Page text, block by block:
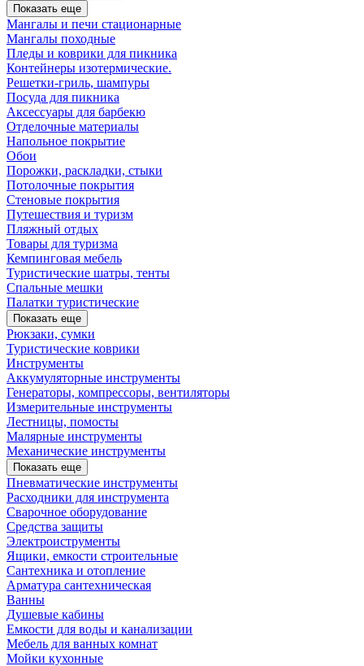
Показать еще
Мангалы и печи стационарные
Мангалы походные
Пледы и коврики для пикника
Контейнеры изотермические.
Решетки-гриль, шампуры
Посуда для пикника
Аксессуары для барбекю
Отделочные материалы
Напольное покрытие
Обои
Порожки, раскладки, стыки
Потолочные покрытия
Стеновые покрытия
Путешествия и туризм
Пляжный отдых
Товары для туризма
Кемпинговая мебель
Туристические шатры, тенты
Спальные мешки
Палатки туристические
Показать еще
Рюкзаки, сумки
Туристические коврики
Инструменты
Аккумуляторные инструменты
Генераторы, компрессоры, вентиляторы
Измерительные инструменты
Лестницы, помосты
Малярные инструменты
Механические инструменты
Показать еще
Пневматические инструменты
Расходники для инструмента
Сварочное оборудование
Средства защиты
Электроиструменты
Ящики, емкости строительные
Сантехника и отопление
Арматура сантехническая
Ванны
Душевые кабины
Емкости для воды и канализации
Мебель для ванных комнат
Мойки кухонные